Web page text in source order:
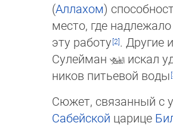
(Аллахом)
место, где
эту работу
. Другие
Су­лейман
искал
ни­ков питьевой воды
Сюжет, связанный с
Сабейской царице